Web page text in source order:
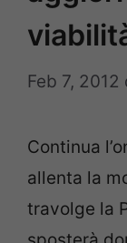
Feb 7, 2012
Continua
allenta la
travolge la